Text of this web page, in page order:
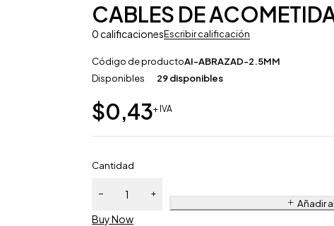
CABLES DE
0 calificacionesEscribir calificación
Código de productoAI-ABRAZAD-2.5MM
Disponibles
29 disponibles
$0,43+ IVA
Cantidad
Añadir
Buy Now